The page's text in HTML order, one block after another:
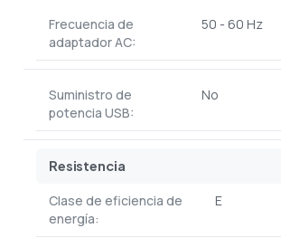
Frecuencia de
adaptador AC:
50 - 60 Hz
Suministro de
potencia USB:
No
Resistencia
Clase de eficiencia de
energía:
E